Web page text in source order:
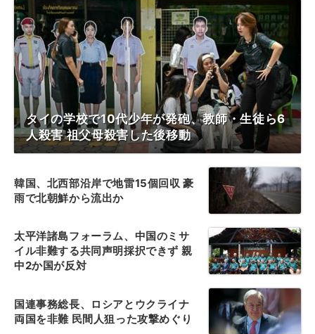
タイの学校で10代少年が発砲、教師・生徒ら6
人殺害 祖父母殺害した後移動
韓国、北西部沿岸で地雷15個回収 豪
雨で北朝鮮から流出か
太平洋諸島フォーラム、中国のミサ
イル非難する共同声明採択できず 親
中2か国が反対
国連事務総長、ロシアとウクライナ
両国を非難 民間人狙った攻撃めぐり